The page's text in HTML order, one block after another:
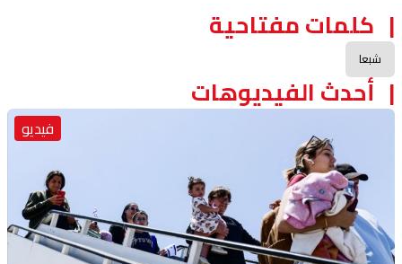
كلمات مفتاحية
شبعا
أحدث الفيديوهات
فيديو